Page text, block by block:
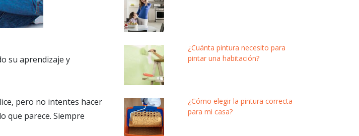
su aprendizaje y
pero no intentes hacer
que parece. Siempre
¿Cuánta pintura necesito para
pintar una habitación?
¿Cómo elegir la pintura correcta
para mi casa?